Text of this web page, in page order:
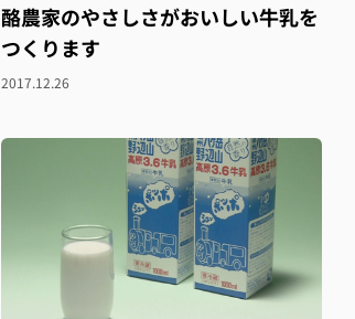
酪農家のやさしさがおいしい牛乳を
つくります
2017.12.26